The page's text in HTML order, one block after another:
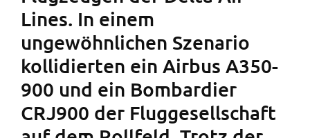
Lines. In einem
ungewöhnlichen Szenario
kollidierten ein Airbus A350-
900 und ein Bombardier
CRJ900 der Fluggesellschaft